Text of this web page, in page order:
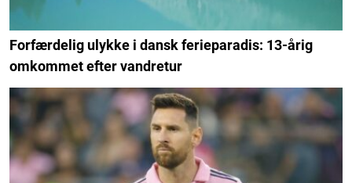
Forfærdelig ulykke i dansk ferieparadis: 13-årig
omkommet efter vandretur